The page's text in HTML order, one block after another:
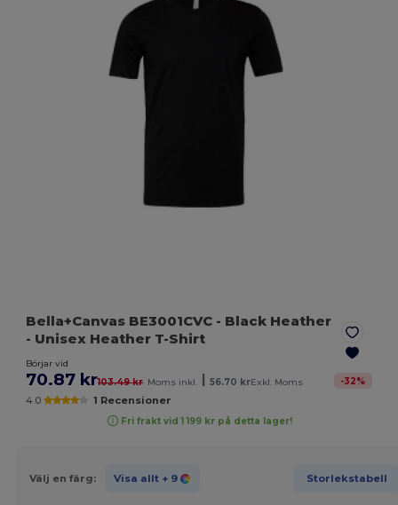
Bella+Canvas BE3001CVC - Black Heather
- Unisex Heather T-Shirt
Börjar vid
70.87 kr103.49 kr Moms inkl. 56.70 krExkl. Moms -32%
4.0 1 Recensioner
Fri frakt vid 1 199 kr på detta lager!
Välj en färg: Visa allt + 9 Storlekstabell